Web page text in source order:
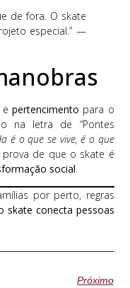
de fora. O skate
especial.” —
pertencimento para o
na letra de “Pontes
é o que se vive, é o que
prova de que o skate é
social
por perto, regras
skate conecta pessoas
Próximo